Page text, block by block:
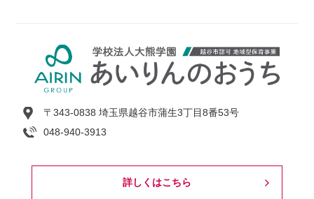
〒343-0838 埼玉県越谷市蒲生3丁目8番53号
048-940-3913
詳しくはこちら